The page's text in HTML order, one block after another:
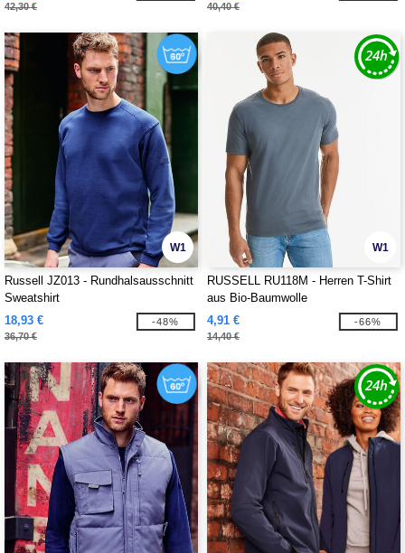
42,30 € 40,40 €
W1
Russell JZ013 - Rundhalsausschnitt
Sweatshirt
18,93 €
36,70 €
-48%
W1
RUSSELL RU118M - Herren T-Shirt
aus Bio-Baumwolle
4,91 €
14,40 €
-66%